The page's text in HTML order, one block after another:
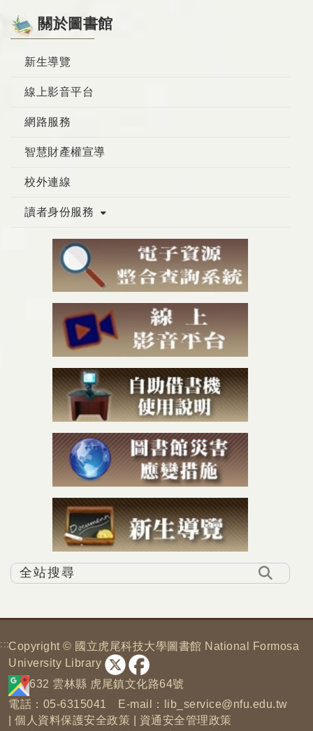
關於圖書館
新生導覽
線上影音平台
網路服務
智慧財產權宣導
校外連線
讀者身份服務
:::Copyright © 國立虎尾科技大學圖書館 National Formosa
University Library
632 雲林縣 虎尾鎮文化路64號
電話：05-6315041 E-mail： lib_service@nfu.edu.tw
|個人資料保護安全政策 | 資通安全管理政策